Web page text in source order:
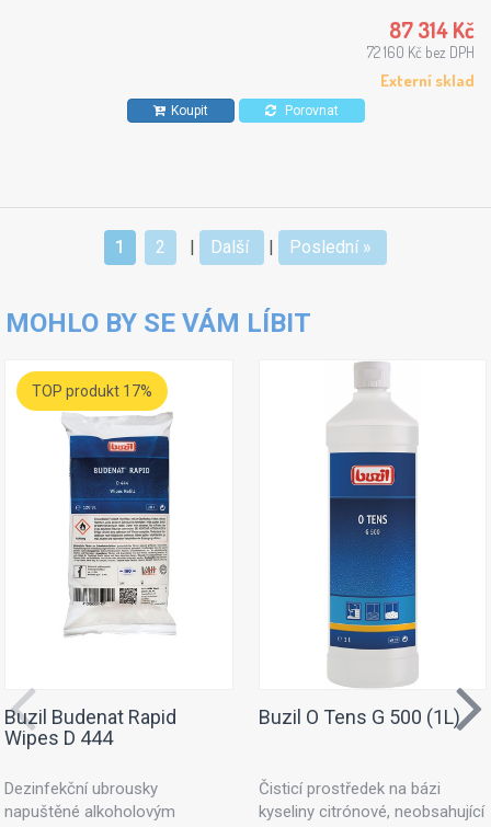
dílny, autoservisy, menší a střední provozy, zemědělství,
technické služby i pravidelnou údržbu strojů a vozidel. Řada
Standard nabízí spolehlivé řešení s jednoduchým ovládáním,
EcoPower boilerem, možností použití biopaliva a výborným
poměrem výkonu, provozních nákladů a pořizovací ceny.
87 314 Kč
72 160 Kč bez DPH
Externí sklad
Koupit Porovnat
1 2 | Další | Poslední »
MOHLO BY SE VÁM LÍBIT
TOP produkt 17%
Buzil Budenat Rapid
Wipes D 444
Dezinfekční ubrousky
napuštěné alkoholovým
Buzil O Tens G 500 (1L)
Čisticí prostředek na bázi
kyseliny citrónové, neobsahující